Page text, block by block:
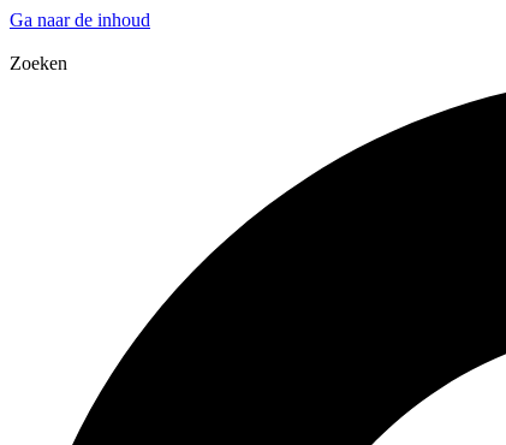
Ga naar de inhoud
Zoeken